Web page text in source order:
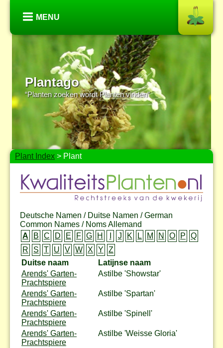
MENU
Plantago
“Planten zoeken wordt Planten vinden”
Plant Index > Plant
Deutsche Namen / Duitse Namen / German
Common Names / Noms Allemand
A
B C D E F G H J K L M N O P
Q
R
S T U V W X Y
Z
Duitse naam
Latijnse naam
Arends' Garten-
Prachtspiere
Astilbe 'Showstar'
Arends' Garten-
Prachtspiere
Astilbe 'Spartan'
Arends' Garten-
Prachtspiere
Astilbe 'Spinell'
Arends' Garten-
Prachtspiere
Astilbe 'Weisse Gloria'